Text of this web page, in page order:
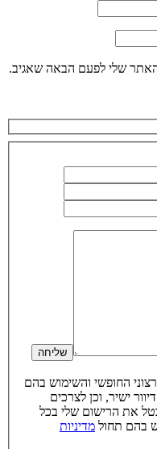
שלי לפעם הבאה שאגיב.
החופשי והשימוש בהם
ישיר, וכן לצרכים
לבטל את הרישום שלי בכל
בהם תחול מדיניות